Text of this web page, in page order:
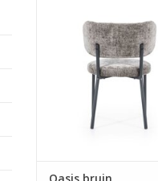
materiaal Metaal,
TOEVOEGEN AAN